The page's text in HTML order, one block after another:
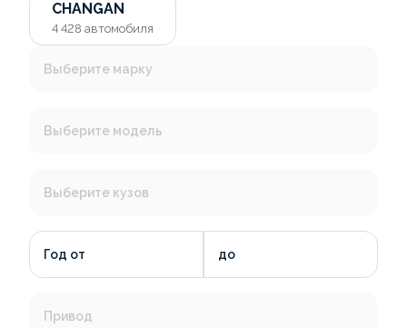
CHANGAN
4 428 автомобиля
Выберите марку
Выберите модель
Выберите кузов
Год от до
Привод